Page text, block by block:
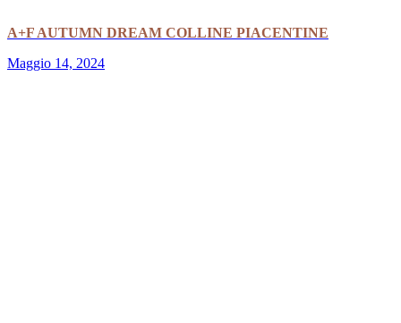
A+F AUTUMN DREAM COLLINE PIACENTINE
Maggio 14, 2024